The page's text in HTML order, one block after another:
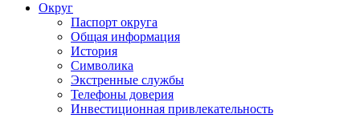
Округ
Паспорт округа
Общая информация
История
Символика
Экстренные службы
Телефоны доверия
Инвестиционная привлекательность